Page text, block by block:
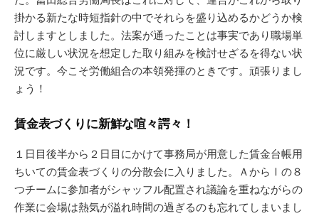
掛かる新たな時短指針の中でそれらを盛り込めるかどうか検
討しますとしました。法案が通ったことは事実であり職場単
位に厳しい状況を想定した取り組みを検討せざるを得ない状
況です。今こそ労働組合の本領発揮のときです。頑張りまし
ょう！
賃金表づくりに新鮮な喧々諤々！
１日目後半から２日目にかけて事務局が用意した賃金台帳用
ちいての賃金表づくりの分散会に入りました。ＡからⅠの８
つチームに参加者がシャッフル配置され議論を重ねながらの
作業に会場は熱気が溢れ時間の過ぎるのも忘れてしまいまし